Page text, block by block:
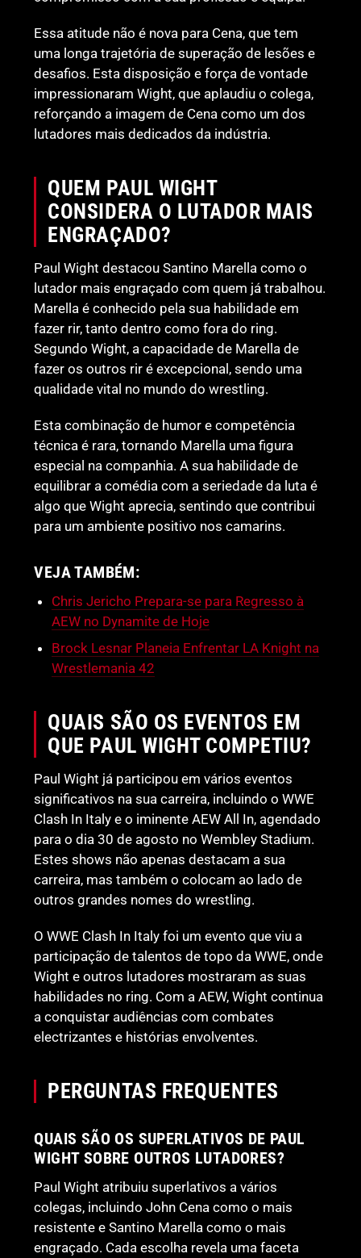
Essa atitude não é nova para Cena, que tem
uma longa trajetória de superação de lesões e
desafios. Esta disposição e força de vontade
impressionaram Wight, que aplaudiu o colega,
reforçando a imagem de Cena como um dos
lutadores mais dedicados da indústria.
QUEM PAUL WIGHT
CONSIDERA O LUTADOR MAIS
ENGRAÇADO?
Paul Wight destacou Santino Marella como o
lutador mais engraçado com quem já trabalhou.
Marella é conhecido pela sua habilidade em
fazer rir, tanto dentro como fora do ring.
Segundo Wight, a capacidade de Marella de
fazer os outros rir é excepcional, sendo uma
qualidade vital no mundo do wrestling.
Esta combinação de humor e competência
técnica é rara, tornando Marella uma figura
especial na companhia. A sua habilidade de
equilibrar a comédia com a seriedade da luta é
algo que Wight aprecia, sentindo que contribui
para um ambiente positivo nos camarins.
VEJA TAMBÉM:
Chris Jericho Prepara-se para Regresso à
AEW no Dynamite de Hoje
Brock Lesnar Planeia Enfrentar LA Knight na
Wrestlemania 42
QUAIS SÃO OS EVENTOS EM
QUE PAUL WIGHT COMPETIU?
Paul Wight já participou em vários eventos
significativos na sua carreira, incluindo o WWE
Clash In Italy e o iminente AEW All In, agendado
para o dia 30 de agosto no Wembley Stadium.
Estes shows não apenas destacam a sua
carreira, mas também o colocam ao lado de
outros grandes nomes do wrestling.
O WWE Clash In Italy foi um evento que viu a
participação de talentos de topo da WWE, onde
Wight e outros lutadores mostraram as suas
habilidades no ring. Com a AEW, Wight continua
a conquistar audiências com combates
electrizantes e histórias envolventes.
PERGUNTAS FREQUENTES
QUAIS SÃO OS SUPERLATIVOS DE PAUL
WIGHT SOBRE OUTROS LUTADORES?
Paul Wight atribuiu superlativos a vários
colegas, incluindo John Cena como o mais
resistente e Santino Marella como o mais
engraçado. Cada escolha revela uma faceta